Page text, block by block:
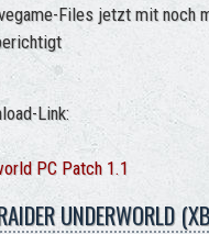
Files jetzt mit noch
Link:
PC Patch 1.1
UNDERWORLD